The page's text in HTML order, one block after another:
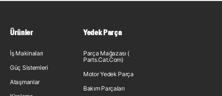
Ürünler
İş Makinaları
Güç Sistemleri
Ataşmanlar
Yedek Parça
Parça Mağazası (
Parts.Cat.Com)
Motor Yedek Parça
Bakım Parçaları